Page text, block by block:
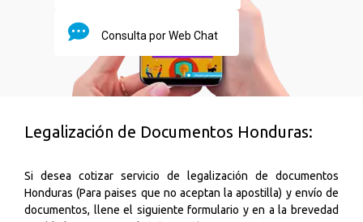
Consulta por Web Chat
Legalización de Documentos Honduras:
Si desea cotizar servicio de legalización de documentos
Honduras (Para paises que no aceptan la apostilla) y envío de
documentos, llene el siguiente formulario y en a la brevedad